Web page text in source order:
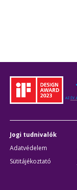
Jogi tudnivalók
Adatvédelem
Sütitájékoztató